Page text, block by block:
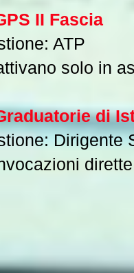
II Fascia
ATP
solo in
di
Dirigente